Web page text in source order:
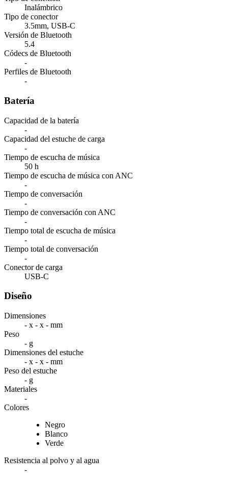
Inalámbrico
Tipo de conector
3.5mm, USB-C
Versión de Bluetooth
5.4
Códecs de Bluetooth
-
Perfiles de Bluetooth
-
Batería
Capacidad de la batería
-
Capacidad del estuche de carga
-
Tiempo de escucha de música
50 h
Tiempo de escucha de música con ANC
-
Tiempo de conversación
-
Tiempo de conversación con ANC
-
Tiempo total de escucha de música
-
Tiempo total de conversación
-
Conector de carga
USB-C
Diseño
Dimensiones
- x - x - mm
Peso
- g
Dimensiones del estuche
- x - x - mm
Peso del estuche
- g
Materiales
-
Colores
Negro
Blanco
Verde
Resistencia al polvo y al agua
-